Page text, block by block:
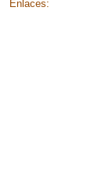
Enlaces: